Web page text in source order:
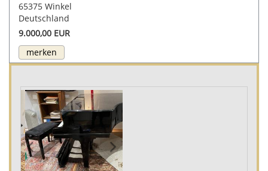
65375 Winkel
Deutschland
9.000,00 EUR
merken